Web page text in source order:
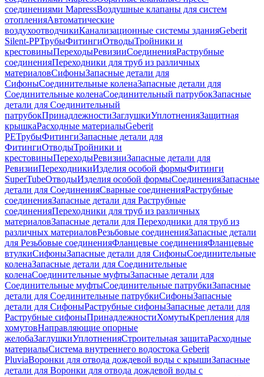
соединениями MapressВоздушные клапаны для систем
отопленияАвтоматические
воздухоотводчикиКанализационные системы зданияGeberit
Silent-PPТрубыФитингиОтводыТройники и
крестовиныПереходыРевизииСоединенияРаструбные
соединенияПереходники для труб из различных
материаловСифоныЗапасные детали для
СифоныСоединительные коленаЗапасные детали для
Соединительные коленаСоединительный патрубокЗапасные
детали для Соединительный
патрубокПринадлежностиЗаглушкиУплотненияЗащитная
крышкаРасходные материалыGeberit
PEТрубыФитингиЗапасные детали для
ФитингиОтводыТройники и
крестовиныПереходыРевизииЗапасные детали для
РевизииПереходникиИзделия особой формыФитинги
SuperTubeОтводыИзделия особой формыСоединенияЗапасные
детали для СоединенияСварные соединенияРаструбные
соединенияЗапасные детали для Раструбные
соединенияПереходники для труб из различных
материаловЗапасные детали для Переходники для труб из
различных материаловРезьбовые соединенияЗапасные детали
для Резьбовые соединенияФланцевые соединенияФланцевые
втулкиСифоныЗапасные детали для СифоныСоединительные
коленаЗапасные детали для Соединительные
коленаСоединительные муфтыЗапасные детали для
Соединительные муфтыСоединительные патрубкиЗапасные
детали для Соединительные патрубкиСифоныЗапасные
детали для СифоныРаструбные сифоныЗапасные детали для
Раструбные сифоныПринадлежностиХомутыКрепления для
хомутовНаправляющие опорные
желобаЗаглушкиУплотненияСтроительная защитаРасходные
материалыСистема внутреннего водостока Geberit
PluviaВоронки для отвода дождевой воды с крышиЗапасные
детали для Воронки для отвода дождевой воды с